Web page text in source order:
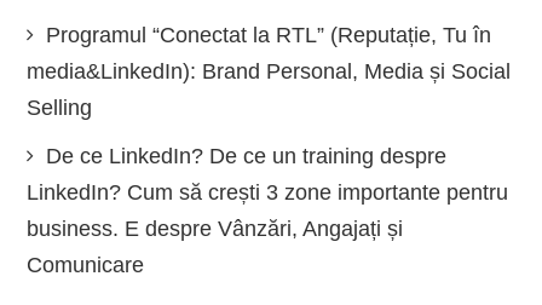
Programul “Conectat la RTL” (Reputație, Tu în
media&LinkedIn): Brand Personal, Media și Social
Selling
De ce LinkedIn? De ce un training despre
LinkedIn? Cum să crești 3 zone importante pentru
business. E despre Vânzări, Angajați și
Comunicare